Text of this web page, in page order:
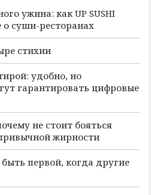
ужина: как UP SUSHI
о суши-ресторанах
стихии
удобно, но
гарантировать цифровые
не стоит бояться
жирности
первой, когда другие